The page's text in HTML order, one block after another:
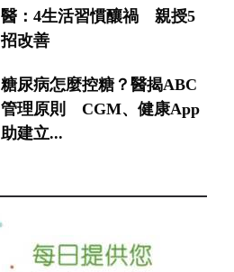
醫：4生活習慣釀禍 親授5
招改善
糖尿病怎麼控糖？醫揭ABC
管理原則 CGM、健康App
助建立...